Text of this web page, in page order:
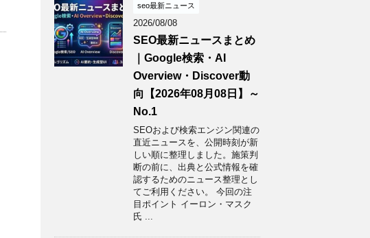
seo最新ニュース
2026/08/08
SEO最新ニュースまとめ
｜Google検索・AI
Overview・Discover動
向【2026年08月08日】～
No.1
SEOおよび検索エンジン関連の
直近ニュースを、公開時刻が新
しい順に整理しました。施策判
断の前に、出典と公式情報を確
認するためのニュース整理とし
てご利用ください。 今回の注
目ポイント イーロン・マスク
氏 ...